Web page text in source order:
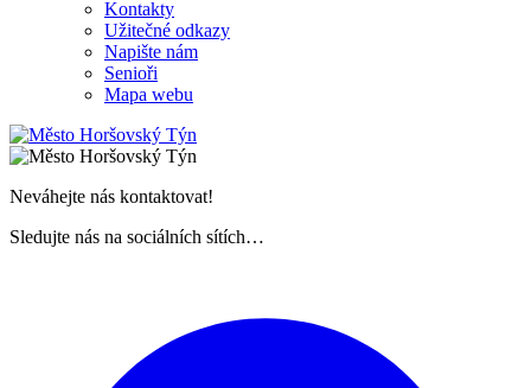
Kontakty
Užitečné odkazy
Napište nám
Senioři
Mapa webu
Neváhejte nás kontaktovat!
Sledujte nás na sociálních sítích…